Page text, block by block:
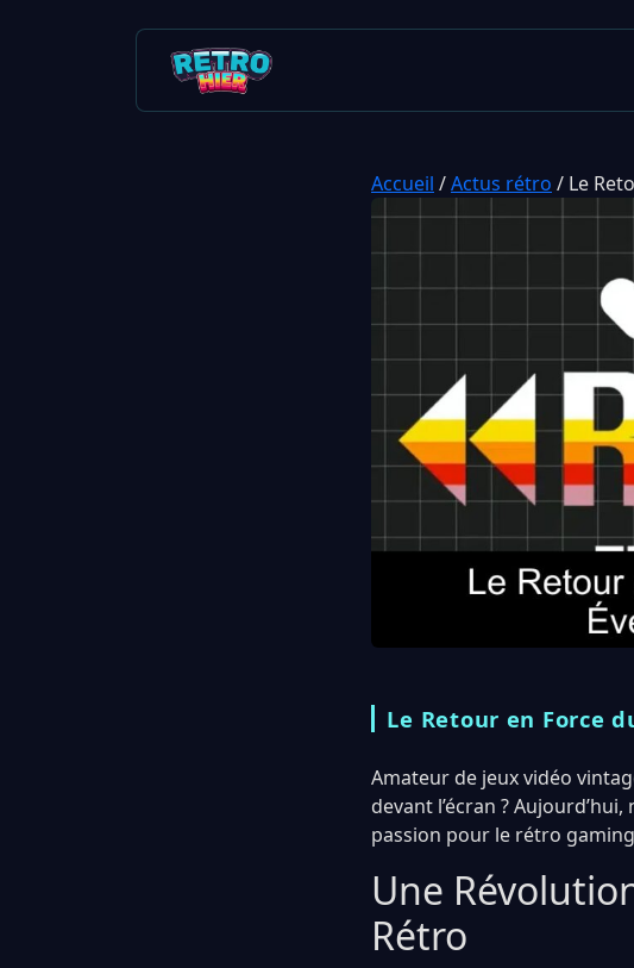
Accueil /Actus rétro / Le
Le Retour en Force
Amateur de jeux vidéo
devant l’écran ?
passion pour le rétro
Une
Rétro